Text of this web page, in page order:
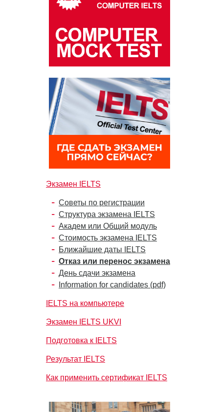
Экзамен IELTS
Советы по регистрации
Структура экзамена IELTS
Академ или Общий модуль
Стоимость экзамена IELTS
Ближайшие даты IELTS
Отказ или перенос экзамена
День сдачи экзамена
Information for candidates (pdf)
IELTS на компьютере
Экзамен IELTS UKVI
Подготовка к IELTS
Результат IELTS
Как применить сертификат IELTS